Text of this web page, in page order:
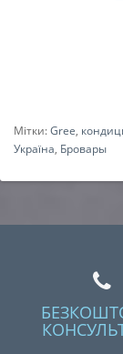
Мітки:Gree,
Україна, Бровары